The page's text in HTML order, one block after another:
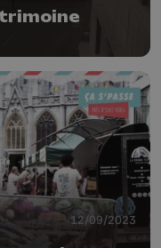
12/09/2023